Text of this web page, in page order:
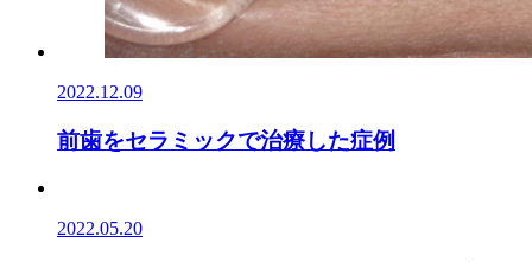
2022.12.09
前歯をセラミックで治療した症例
2022.05.20